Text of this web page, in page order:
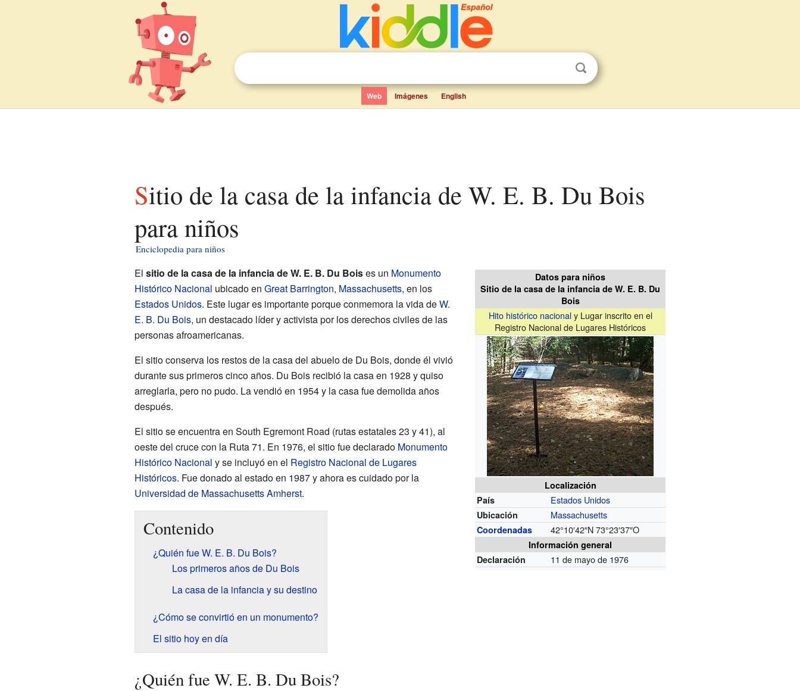
Web Imágenes English
Sitio de la casa de la infancia de W. E. B. Du Bois
para niños
Enciclopedia para niños
Datos para niños
Sitio de la casa de la infancia de W. E. B. Du
Bois
Hito histórico nacionaly Lugar inscrito en el
Registro Nacional de Lugares Históricos
Localización
País
Estados Unidos
Ubicación Massachusetts
Coordenadas 42°10′42″N 73°23′37″O
Información general
Declaración
11 de mayo de 1976
El sitio de la casa de la infancia de W. E. B. Du Boises un Monumento
Histórico Nacional ubicado en Great Barrington, Massachusetts, en los
Estados Unidos. Este lugar es importante porque conmemora la vida deW.
E. B. Du Bois, un destacado líder y activista por los derechos civiles de las
personas afroamericanas.
El sitio conserva los restos de la casa del abuelo de Du Bois, donde él vivió
durante sus primeros cinco años. Du Bois recibió la casa en 1928 y quiso
arreglarla, pero no pudo. La vendió en 1954 y la casa fue demolida años
después.
El sitio se encuentra en South Egremont Road (rutas estatales 23 y 41), al
oeste del cruce con la Ruta 71. En 1976, el sitio fue declarado Monumento
Histórico Nacional y se incluyó en el Registro Nacional de Lugares
Históricos. Fue donado al estado en 1987 y ahora es cuidado por la
Universidad de Massachusetts Amherst.
Contenido
¿Quién fue W. E. B. Du Bois?
Los primeros años de Du Bois
La casa de la infancia y su destino
¿Cómo se convirtió en un monumento?
El sitio hoy en día
¿Quién fue W. E. B. Du Bois?